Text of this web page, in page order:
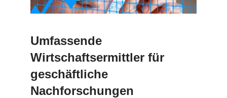
Umfassende
Wirtschaftsermittler für
geschäftliche
Nachforschungen